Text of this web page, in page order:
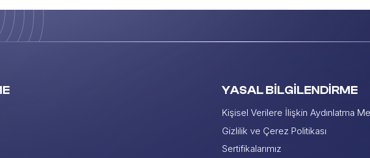
YASAL BİLGİLENDİRME
Kişisel Verilere İlişkin Aydınlatma
Gizlilik ve Çerez Politikası
Sertifikalarımız